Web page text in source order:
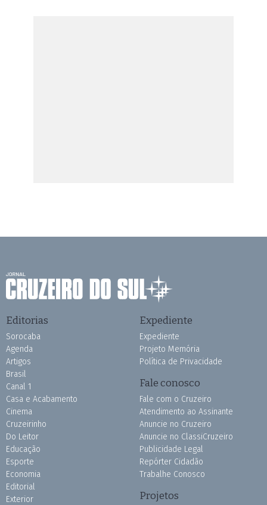
Editorias
Sorocaba
Agenda
Artigos
Brasil
Canal 1
Casa e Acabamento
Cinema
Cruzeirinho
Do Leitor
Educação
Esporte
Economia
Editorial
Exterior
Expediente
Expediente
Projeto Memória
Política de Privacidade
Fale conosco
Fale com o Cruzeiro
Atendimento ao Assinante
Anuncie no Cruzeiro
Anuncie no ClassiCruzeiro
Publicidade Legal
Repórter Cidadão
Trabalhe Conosco
Projetos